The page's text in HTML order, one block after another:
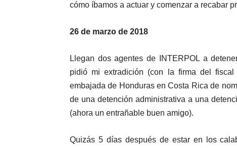
cómo íbamos a actuar y comenzar a recabar
26 de marzo de 2018
Llegan dos agentes de INTERPOL a
pidió mi extradición (con la firma del
embajada de Honduras en Costa Rica de
de una detención administrativa a una
(ahora un entrañable buen amigo).
Quizás 5 días después de estar en los